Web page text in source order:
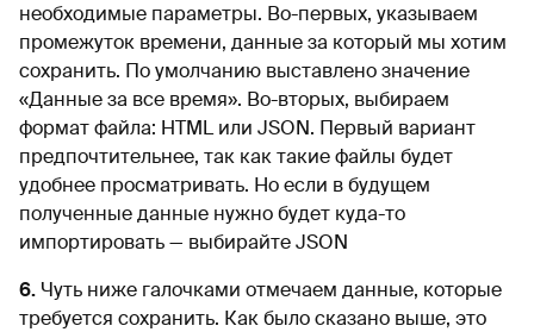
необходимые параметры. Во-первых, указываем
промежуток времени, данные за который мы хотим
сохранить. По умолчанию выставлено значение
«Данные за все время». Во-вторых, выбираем
формат файла: HTML или JSON. Первый вариант
предпочтительнее, так как такие файлы будет
удобнее просматривать. Но если в будущем
полученные данные нужно будет куда-то
импортировать — выбирайте JSON
6. Чуть ниже галочками отмечаем данные, которые
требуется сохранить. Как было сказано выше, это